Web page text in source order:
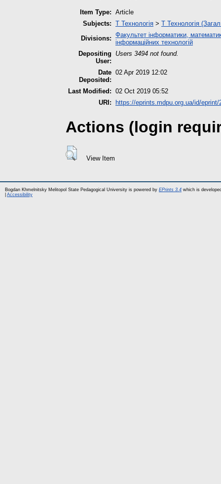
Item Type: Article
Subjects: T Технологія > T Технологія
Divisions: Факультет інформатики,
інформаційних технологій
Depositing
User:
Users 3494 not found.
Date
Deposited:
02 Apr 2019 12:02
Last Modified: 02 Oct 2019 05:52
URI:
https://eprints.mdpu.org.ua/id/eprint/
Actions (login
View Item
Bogdan Khmelnitsky Melitopol State Pedagogical University is powered by EPrints 3.4 which is
Accessibility